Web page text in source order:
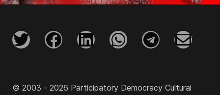
© 2003 - 2026 Participatory Democracy Cultural